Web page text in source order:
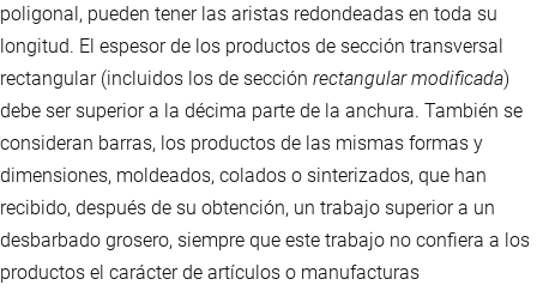
poligonal, pueden tener las aristas redondeadas en toda su
longitud. El espesor de los productos de sección transversal
rectangular (incluidos los de sección rectangular modificada)
debe ser superior a la décima parte de la anchura. También se
consideran barras, los productos de las mismas formas y
dimensiones, moldeados, colados o sinterizados, que han
recibido, después de su obtención, un trabajo superior a un
desbarbado grosero, siempre que este trabajo no confiera a los
productos el carácter de artículos o manufacturas